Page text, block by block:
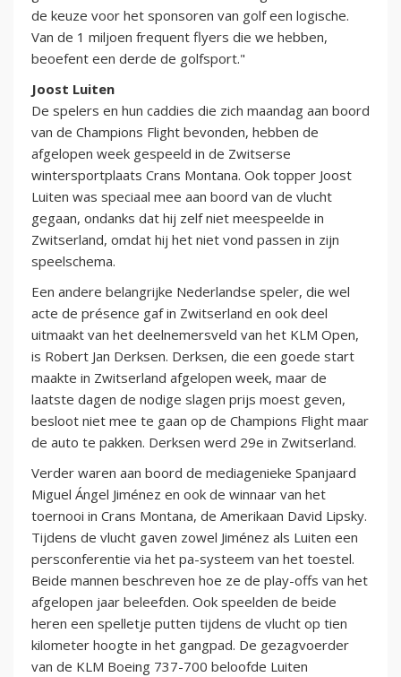
de keuze voor het sponsoren van golf een logische.
Van de 1 miljoen frequent flyers die we hebben,
beoefent een derde de golfsport."
Joost Luiten
De spelers en hun caddies die zich maandag aan boord
van de Champions Flight bevonden, hebben de
afgelopen week gespeeld in de Zwitserse
wintersportplaats Crans Montana. Ook topper Joost
Luiten was speciaal mee aan boord van de vlucht
gegaan, ondanks dat hij zelf niet meespeelde in
Zwitserland, omdat hij het niet vond passen in zijn
speelschema.
Een andere belangrijke Nederlandse speler, die wel
acte de présence gaf in Zwitserland en ook deel
uitmaakt van het deelnemersveld van het KLM Open,
is Robert Jan Derksen. Derksen, die een goede start
maakte in Zwitserland afgelopen week, maar de
laatste dagen de nodige slagen prijs moest geven,
besloot niet mee te gaan op de Champions Flight maar
de auto te pakken. Derksen werd 29e in Zwitserland.
Verder waren aan boord de mediagenieke Spanjaard
Miguel Ángel Jiménez en ook de winnaar van het
toernooi in Crans Montana, de Amerikaan David Lipsky.
Tijdens de vlucht gaven zowel Jiménez als Luiten een
persconferentie via het pa-systeem van het toestel.
Beide mannen beschreven hoe ze de play-offs van het
afgelopen jaar beleefden. Ook speelden de beide
heren een spelletje putten tijdens de vlucht op tien
kilometer hoogte in het gangpad. De gezagvoerder
van de KLM Boeing 737-700 beloofde Luiten